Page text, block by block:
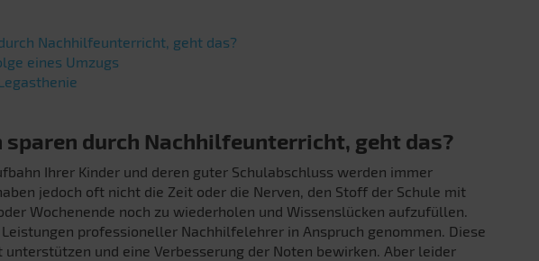
Nachhilfeunterricht, geht das?
eines Umzugs
sparen durch Nachhilfeunterricht, geht das?
Ihrer Kinder und deren guter Schulabschluss werden immer
jedoch oft nicht die Zeit oder die Nerven, den Stoff der Schule mit
Wochenende noch zu wiederholen und Wissenslücken aufzufüllen.
professioneller Nachhilfelehrer in Anspruch genommen. Diese
unterstützen und eine Verbesserung der Noten bewirken. Aber leider